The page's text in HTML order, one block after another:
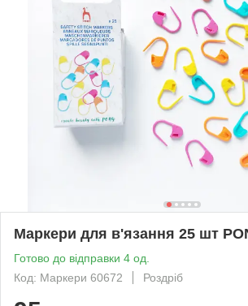
Маркери для в'язання 25 шт
Готово до відправки 4 од.
Код: Маркери 60672
Роздріб